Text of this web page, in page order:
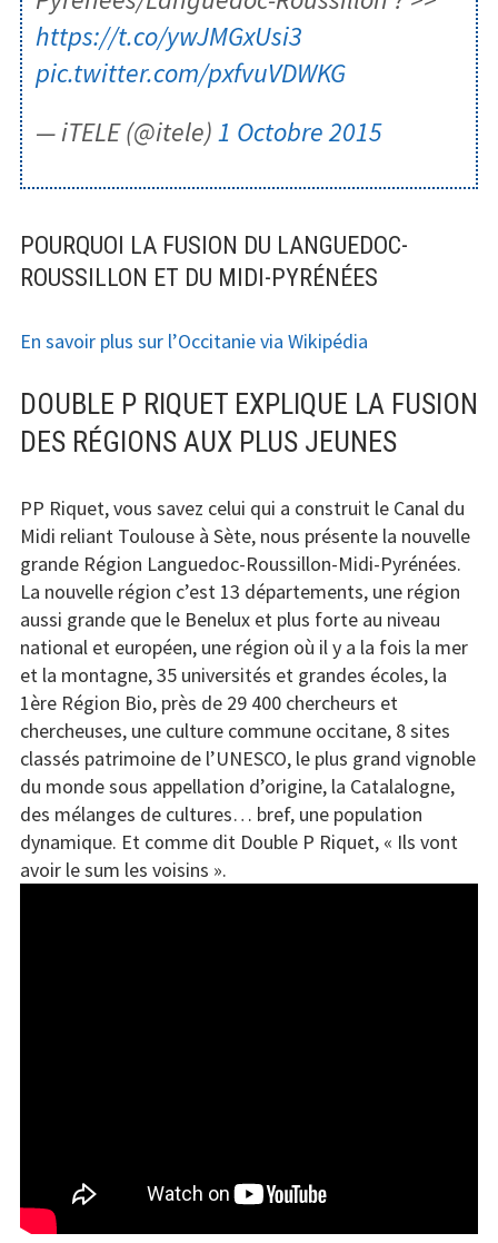
https://t.co/ywJMGxUsi3
pic.twitter.com/pxfvuVDWKG
— iTELE (@itele)1 Octobre 2015
POURQUOI LA FUSION DU LANGUEDOC-
ROUSSILLON ET DU MIDI-PYRÉNÉES
En savoir plus sur l’Occitanie via Wikipédia
DOUBLE P RIQUET EXPLIQUE LA FUSION
DES RÉGIONS AUX PLUS JEUNES
PP Riquet, vous savez celui qui a construit le Canal du
Midi reliant Toulouse à Sète, nous présente la nouvelle
grande Région Languedoc-Roussillon-Midi-Pyrénées.
La nouvelle région c’est 13 départements, une région
aussi grande que le Benelux et plus forte au niveau
national et européen, une région où il y a la fois la mer
et la montagne, 35 universités et grandes écoles, la
1ère Région Bio, près de 29 400 chercheurs et
chercheuses, une culture commune occitane, 8 sites
classés patrimoine de l’UNESCO, le plus grand vignoble
du monde sous appellation d’origine, la Catalalogne,
des mélanges de cultures… bref, une population
dynamique. Et comme dit Double P Riquet, « Ils vont
avoir le sum les voisins ».